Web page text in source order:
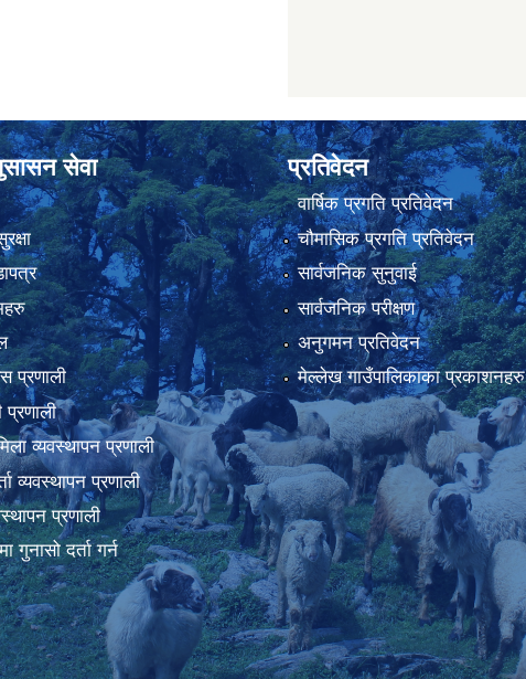
सेवा
प्रणाली
प्रणाली
व्यवस्थापन प्रणाली
व्यवस्थापन प्रणाली
प्रणाली
गुनासो दर्ता गर्न
प्रतिवेदन
वार्षिक प्रगति प्रतिवेदन
चौमासिक प्रगति प्रतिवेदन
सार्वजनिक सुनुवाई
सार्वजनिक परीक्षण
अनुगमन प्रतिवेदन
मेल्लेख गाउँपालिकाका प्रकाशनहरु